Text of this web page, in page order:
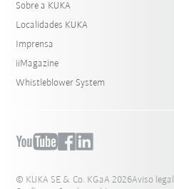
Sobre a KUKA
Localidades KUKA
Imprensa
iiMagazine
Whistleblower System
© KUKA SE & Co. KGaA 2026Aviso legal